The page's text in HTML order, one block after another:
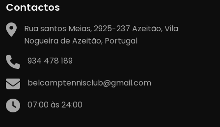
Contactos
Rua santos Meias, 2925-237 Azeitão, Vila
Nogueira de Azeitão, Portugal
934 478 189
belcamptennisclub@gmail.com
07:00 às 24:00